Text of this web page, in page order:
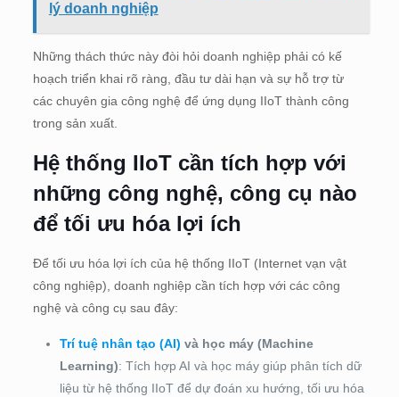
lý doanh nghiệp
Những thách thức này đòi hỏi doanh nghiệp phải có kế
hoạch triển khai rõ ràng, đầu tư dài hạn và sự hỗ trợ từ
các chuyên gia công nghệ để ứng dụng IIoT thành công
trong sản xuất.
Hệ thống IIoT cần tích hợp với
những công nghệ, công cụ nào
để tối ưu hóa lợi ích
Để tối ưu hóa lợi ích của hệ thống IIoT (Internet vạn vật
công nghiệp), doanh nghiệp cần tích hợp với các công
nghệ và công cụ sau đây:
Trí tuệ nhân tạo (AI) và học máy (Machine
Learning): Tích hợp AI và học máy giúp phân tích dữ
liệu từ hệ thống IIoT để dự đoán xu hướng, tối ưu hóa